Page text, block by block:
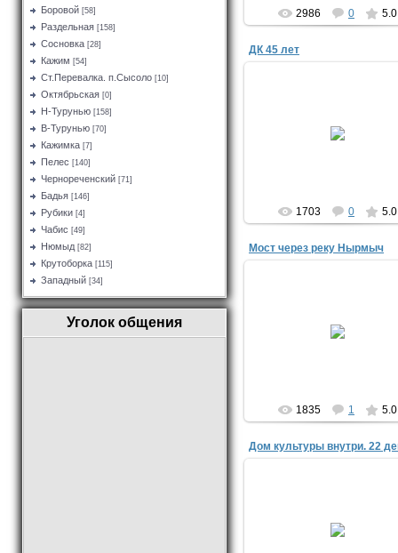
Боровой [58]
Раздельная [158]
Сосновка [28]
Кажим [54]
Ст.Перевалка. п.Сысоло [10]
Октябрьская [0]
Н-Турунью [158]
В-Турунью [70]
Кажимка [7]
Пелес [140]
Чернореченский [71]
Бадья [146]
Рубики [4]
Чабис [49]
Нюмыд [82]
Крутоборка [115]
Западный [34]
Уголок общения
2986 0 5.0
ДК 45 лет
Дому культуры 45 лет.
Фото с сайта Ok.ru
1703 0 5.0
Мост через реку Нырмыч
1835 1 5.0
Файл из интернета.
Башлыков